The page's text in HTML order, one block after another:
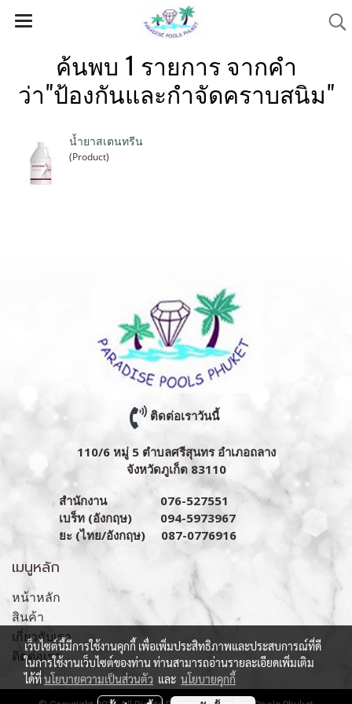
ค้นพบ 1 รายการ จากคำ
ว่า"ป้องกันและกำจัดคราบสนิม"
น้ำยาสเตนทรีน
(Product)
ติดต่อเราวันนี้
110/6 หมู่ 5 ตำบลศรีสุนทร อำเภอถลาง
จังหวัดภูเก็ต 83110
สำนักงาน 076-527551
เบร็ท (อังกฤษ) 094-5973967
ยะ (ไทย/อังกฤษ) 087-0776916
เมนูหลัก
หน้าหลัก
สินค้า
เกี่ยวกับเรา
ติดต่อเรา
เว็บไซต์นี้มีการใช้งานคุกกี้ เพื่อเพิ่มประสิทธิภาพและประสบการณ์ที่ดี
ในการใช้งานเว็บไซต์ของท่าน ท่านสามารถอ่านรายละเอียดเพิ่มเติม
ได้ที่นโยบายความเป็นส่วนตัว และ นโยบายคุกกี้